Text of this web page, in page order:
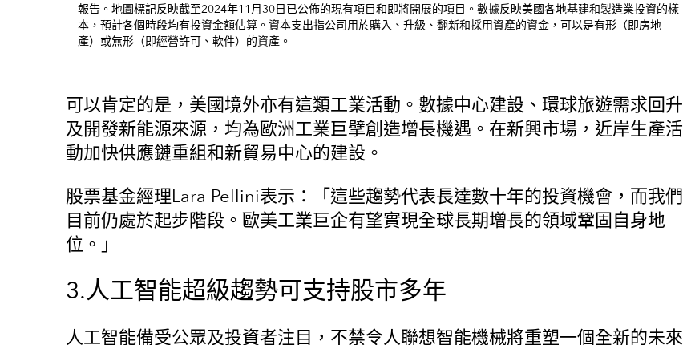
報告。地圖標記反映截至2024年11月30日已公佈的現有項目和即將開展的項目。數據反映美國各地基建和製造業投資的樣
本，預計各個時段均有投資金額估算。資本支出指公司用於購入、升級、翻新和採用資產的資金，可以是有形（即房地
產）或無形（即經營許可、軟件）的資產。
可以肯定的是，美國境外亦有這類工業活動。數據中心建設、環球旅遊需求回升
及開發新能源來源，均為歐洲工業巨擘創造增長機遇。在新興市場，近岸生產活
動加快供應鏈重組和新貿易中心的建設。
股票基金經理Lara Pellini表示：「這些趨勢代表長達數十年的投資機會，而我們
目前仍處於起步階段。歐美工業巨企有望實現全球長期增長的領域鞏固自身地
位。」
3.人工智能超級趨勢可支持股市多年
人工智能備受公眾及投資者注目，不禁令人聯想智能機械將重塑一個全新的未來